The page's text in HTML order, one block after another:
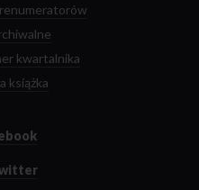
kwartalnika
książka